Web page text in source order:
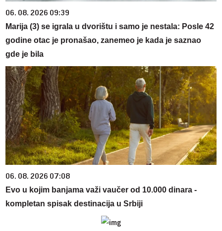
06. 08. 2026 09:39
Marija (3) se igrala u dvorištu i samo je nestala: Posle 42
godine otac je pronašao, zanemeo je kada je saznao
gde je bila
06. 08. 2026 07:08
Evo u kojim banjama važi vaučer od 10.000 dinara -
kompletan spisak destinacija u Srbiji